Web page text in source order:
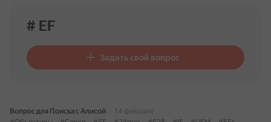
# EF
Задать свой вопрос
Вопрос для Поиска с Алисой
14 февраля